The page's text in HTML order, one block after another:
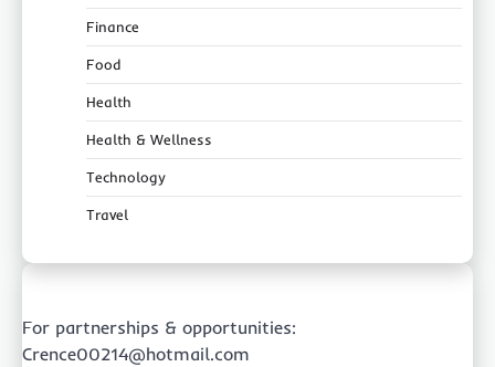
Finance
Food
Health
Health & Wellness
Technology
Travel
For partnerships & opportunities:
Crence00214@hotmail.com